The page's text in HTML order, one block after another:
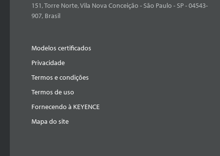
151, Torre Norte, Vila Nova Conceição - São Paulo - SP - 04543-
907, Brasil
Modelos certificados
Privacidade
Termos e condições
Termos de uso
Fornecendo à KEYENCE
Mapa do site